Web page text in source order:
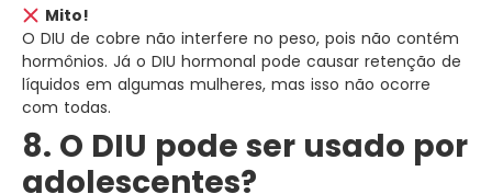
Mito!
O DIU de cobre não interfere no peso, pois não contém
hormônios. Já o DIU hormonal pode causar retenção de
líquidos em algumas mulheres, mas isso não ocorre
com todas.
8. O DIU pode ser usado por
adolescentes?